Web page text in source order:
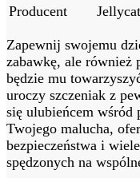
Producent
Jellycat
Zapewnij swojemu
zabawkę, ale również
⁤będzie mu
uroczy szczeniak z
się ulubieńcem wśród
Twojego malucha,
bezpieczeństwa i
spędzonych⁤ na